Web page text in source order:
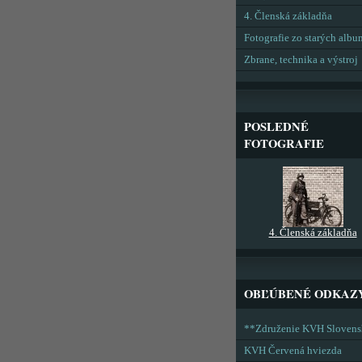
4. Členská základňa
Fotografie zo starých
Zbrane, technika a výstroj
POSLEDNÉ
FOTOGRAFIE
4. Členská základňa
OBĽÚBENÉ
**Združenie KVH
KVH Červená hviezda